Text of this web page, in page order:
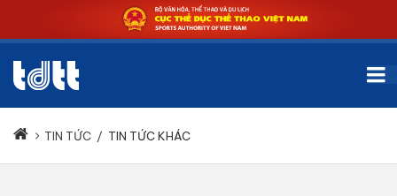
TIN TỨC / TIN TỨC KHÁC